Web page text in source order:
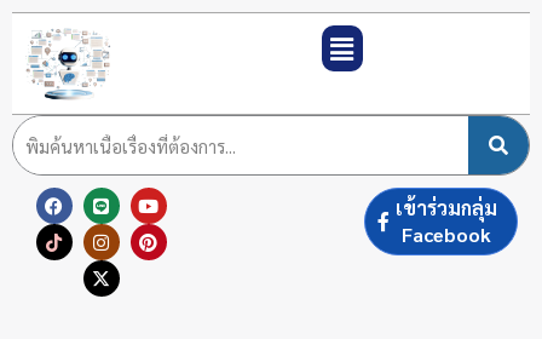
Skip
to
content
F
a
c
e
L
i
n
e
Y
o
u
t
T
i
k
t
I
n
s
t
a
g
P
i
n
t
X
-
t
w
i
t
เข้าร่วมกลุ่ม
Facebook